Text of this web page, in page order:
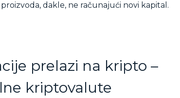
dakle, ne računajući novi kapital.
prelazi na kripto –
kriptovalute